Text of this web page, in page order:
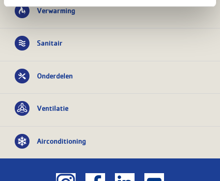
Verwarming
Sanitair
Onderdelen
Ventilatie
Airconditioning